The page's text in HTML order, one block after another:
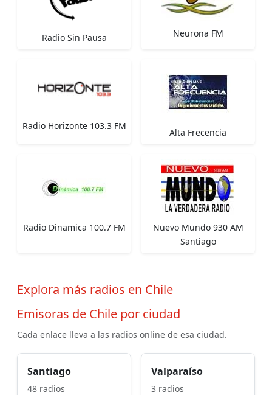
Radio Sin Pausa Neurona FM
Radio Horizonte 103.3 FM
Alta Frecencia
Radio Dinamica 100.7 FM
Nuevo Mundo 930 AM
Santiago
Explora más radios en Chile
Emisoras de Chile por ciudad
Cada enlace lleva a las radios online de esa ciudad.
Santiago
48 radios
Valparaíso
3 radios